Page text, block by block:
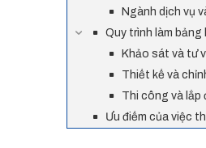
Ngành dịch vụ
Quy trình làm
Khảo sát và tư
Thiết kế và
Thi công và lắp
Ưu điểm của việc